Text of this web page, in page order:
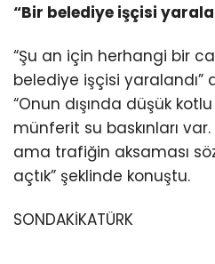
“Bir belediye işçisi
“Şu an için herhangi bir
belediye işçisi yaralandı”
“Onun dışında düşük
münferit su baskınları
ama trafiğin aksaması
açtık” şeklinde konuştu.
SONDAKİKATÜRK